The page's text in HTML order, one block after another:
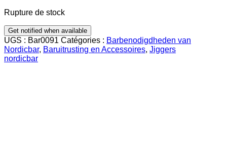
Rupture de stock
UGS : Bar0091 Catégories : Barbenodigdheden van
Nordicbar, Baruitrusting en Accessoires, Jiggers
nordicbar